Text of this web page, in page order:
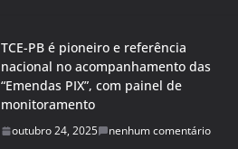
TCE-PB é pioneiro e referência
nacional no acompanhamento das
“Emendas PIX”, com painel de
monitoramento
outubro 24, 2025 nenhum comentário